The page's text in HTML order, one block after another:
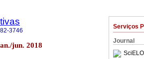
Serviços
Journal
3746
jun. 2018